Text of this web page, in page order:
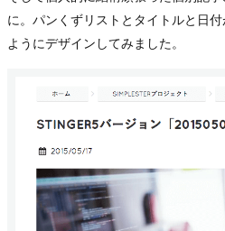
に。パンくずリストとタイトルと日
ようにデザインしてみました。